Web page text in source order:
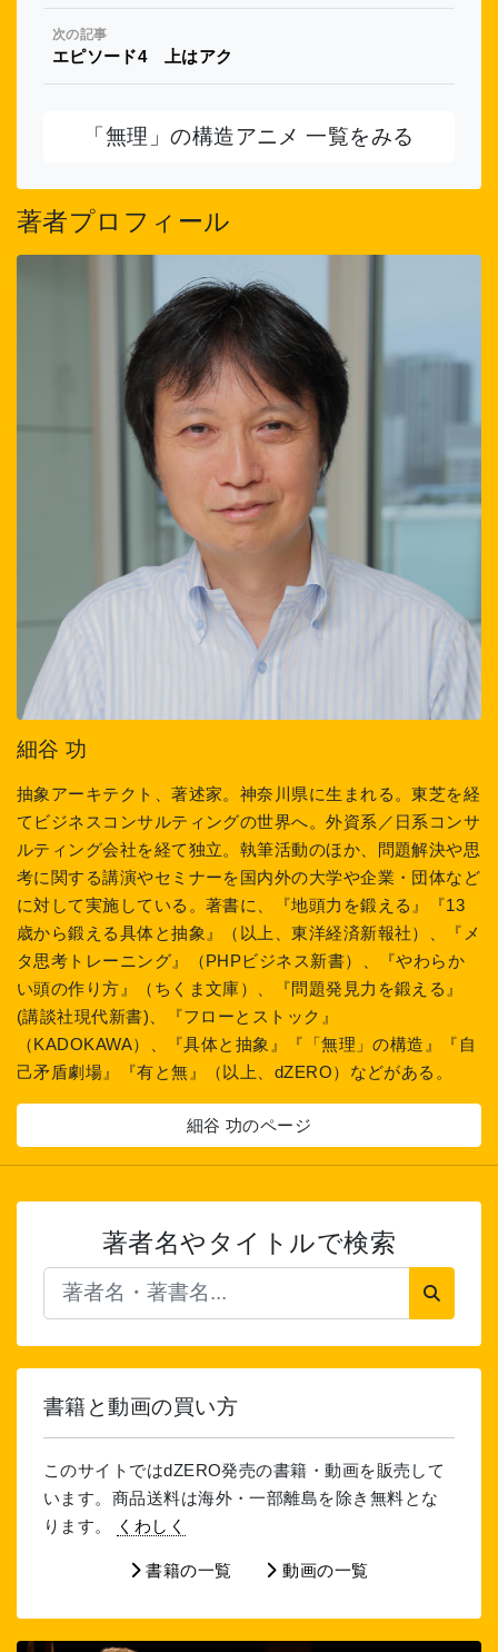
次の記事
エピソード4 上はアク
「無理」の構造アニメ 一覧をみる
著者プロフィール
細谷 功
抽象アーキテクト、著述家。神奈川県に生まれる。東芝を経
てビジネスコンサルティングの世界へ。外資系／日系コンサ
ルティング会社を経て独立。執筆活動のほか、問題解決や思
考に関する講演やセミナーを国内外の大学や企業・団体など
に対して実施している。著書に、『地頭力を鍛える』『13
歳から鍛える具体と抽象』（以上、東洋経済新報社）、『メ
タ思考トレーニング』（PHPビジネス新書）、『やわらか
い頭の作り方』（ちくま文庫）、『問題発見力を鍛える』
(講談社現代新書)、『フローとストック』
（KADOKAWA）、『具体と抽象』『「無理」の構造』『自
己矛盾劇場』『有と無』（以上、dZERO）などがある。
細谷 功のページ
著者名やタイトルで検索
書籍と動画の買い方
このサイトではdZERO発売の書籍・動画を販売して
います。商品送料は海外・一部離島を除き無料とな
ります。
くわしく
書籍の一覧 動画の一覧